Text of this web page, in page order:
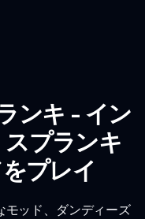
ンキ - イン
プランキ
プレイ
モッド、ダンディーズ